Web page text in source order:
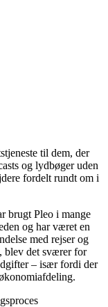
til dem, der
og lydbøger uden
fordelt rundt om i
brugt Pleo i mange
og har været en
med rejser og
blev det sværer for
– især fordi der